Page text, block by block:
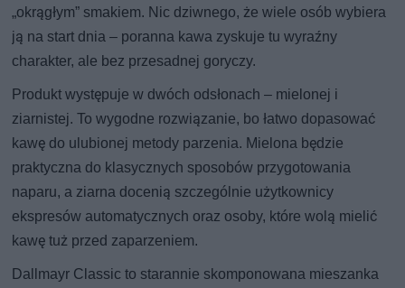
„okrągłym” smakiem. Nic dziwnego, że wiele osób wybiera
ją na start dnia – poranna kawa zyskuje tu wyraźny
charakter, ale bez przesadnej goryczy.
Produkt występuje w dwóch odsłonach – mielonej i
ziarnistej. To wygodne rozwiązanie, bo łatwo dopasować
kawę do ulubionej metody parzenia. Mielona będzie
praktyczna do klasycznych sposobów przygotowania
naparu, a ziarna docenią szczególnie użytkownicy
ekspresów automatycznych oraz osoby, które wolą mielić
kawę tuż przed zaparzeniem.
Dallmayr Classic to starannie skomponowana mieszanka